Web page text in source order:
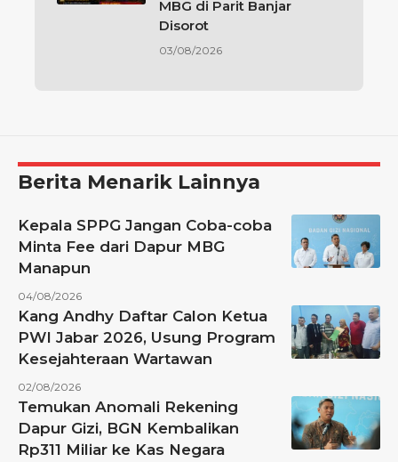
MBG di Parit Banjar
Disorot
03/08/2026
Berita Menarik Lainnya
Kepala SPPG Jangan Coba-coba
Minta Fee dari Dapur MBG
Manapun
04/08/2026
Kang Andhy Daftar Calon Ketua
PWI Jabar 2026, Usung Program
Kesejahteraan Wartawan
02/08/2026
Temukan Anomali Rekening
Dapur Gizi, BGN Kembalikan
Rp311 Miliar ke Kas Negara